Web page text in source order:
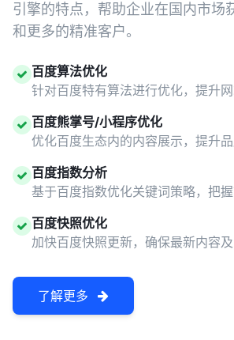
引擎的特点，帮助企业在国内市场
和更多的精准客户。
百度算法优化
针对百度特有算法进行优化，提升
百度熊掌号/小程序优化
优化百度生态内的内容展示，提升
百度指数分析
基于百度指数优化关键词策略，把
百度快照优化
加快百度快照更新，确保最新内容
了解更多